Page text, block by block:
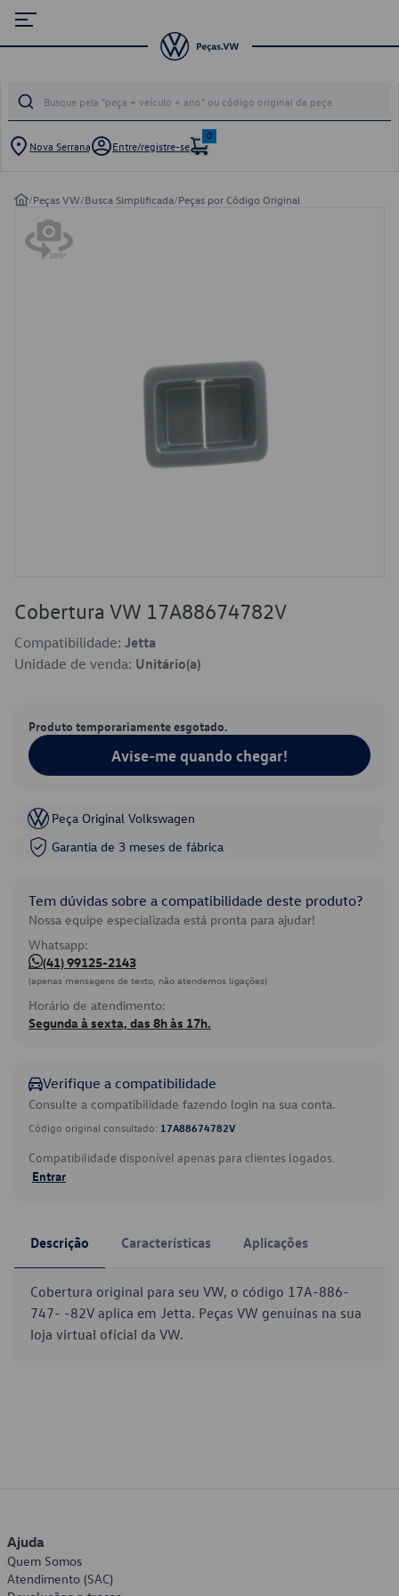
Nova Serrana Entre/registre-se
0
/Peças VW/Busca Simplificada/Peças por Código Original
Cobertura VW 17A88674782V
Compatibilidade: Jetta
Unidade de venda: Unitário(a)
Produto temporariamente esgotado.
Avise-me quando chegar!
Peça Original Volkswagen
Garantia de 3 meses de fábrica
Tem dúvidas sobre a compatibilidade deste produto?
Nossa equipe especializada está pronta para ajudar!
Whatsapp:
(41) 99125-2143
(apenas mensagens de texto, não atendemos ligações)
Horário de atendimento:
Segunda à sexta, das 8h às 17h.
Verifique a compatibilidade
Consulte a compatibilidade fazendo login na sua conta.
Código original consultado: 17A88674782V
Compatibilidade disponível apenas para clientes logados.
Entrar
Descrição Características Aplicações
Cobertura original para seu VW, o código 17A-886-
747- -82V aplica em Jetta. Peças VW genuínas na sua
loja virtual oficial da VW.
Ajuda
Quem Somos
Atendimento (SAC)